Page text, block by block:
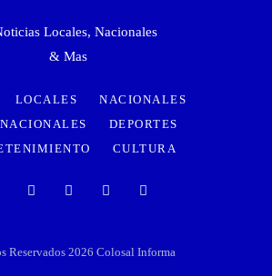
LOCALES
NACIONALES
DEPORTES
CULTURA
Reservados 2026 Colosal Informa